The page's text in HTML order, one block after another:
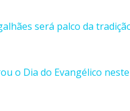
será palco da
o Dia do Evangélico